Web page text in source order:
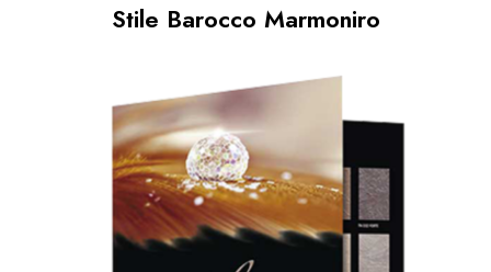
Stile Barocco Marmoniro